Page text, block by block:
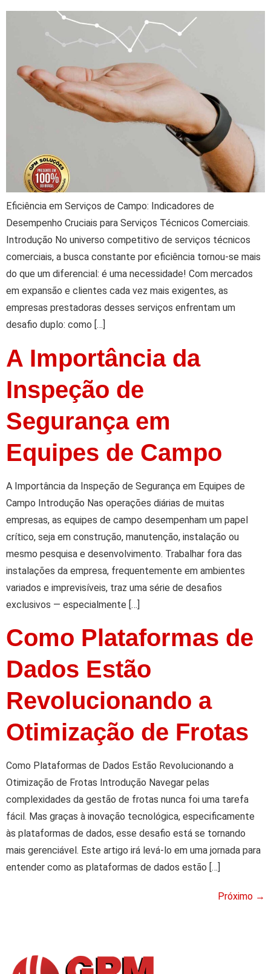
Eficiência em Serviços de Campo: Indicadores de
Desempenho Cruciais para Serviços Técnicos Comerciais.
Introdução No universo competitivo de serviços técnicos
comerciais, a busca constante por eficiência tornou-se mais
do que um diferencial: é uma necessidade! Com mercados
em expansão e clientes cada vez mais exigentes, as
empresas prestadoras desses serviços enfrentam um
desafio duplo: como […]
A Importância da
Inspeção de
Segurança em
Equipes de Campo
A Importância da Inspeção de Segurança em Equipes de
Campo Introdução Nas operações diárias de muitas
empresas, as equipes de campo desempenham um papel
crítico, seja em construção, manutenção, instalação ou
mesmo pesquisa e desenvolvimento. Trabalhar fora das
instalações da empresa, frequentemente em ambientes
variados e imprevisíveis, traz uma série de desafios
exclusivos — especialmente […]
Como Plataformas de
Dados Estão
Revolucionando a
Otimização de Frotas
Como Plataformas de Dados Estão Revolucionando a
Otimização de Frotas Introdução Navegar pelas
complexidades da gestão de frotas nunca foi uma tarefa
fácil. Mas graças à inovação tecnológica, especificamente
às plataformas de dados, esse desafio está se tornando
mais gerenciável. Este artigo irá levá-lo em uma jornada para
entender como as plataformas de dados estão […]
Próximo →